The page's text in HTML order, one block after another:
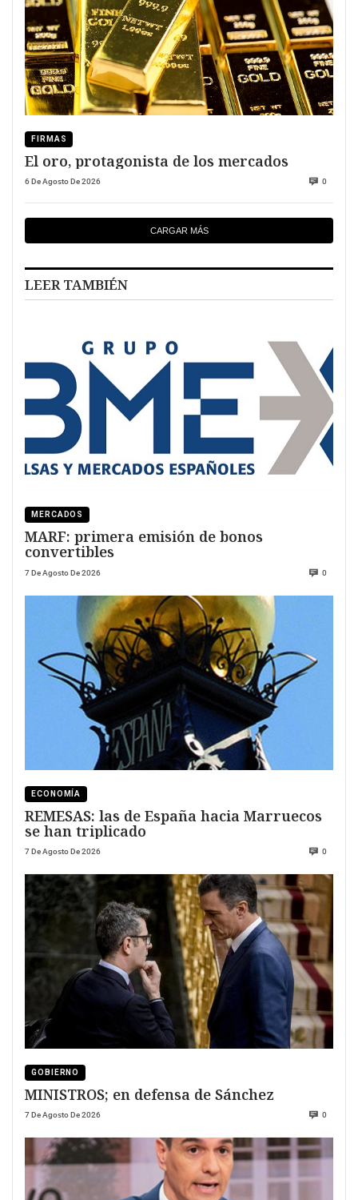
FIRMAS
El oro, protagonista de los mercados
6 De Agosto De 2026 0
CARGAR MÁS
LEER TAMBIÉN
MERCADOS
MARF: primera emisión de bonos
convertibles
7 De Agosto De 2026 0
ECONOMÍA
REMESAS: las de España hacia Marruecos
se han triplicado
7 De Agosto De 2026 0
GOBIERNO
MINISTROS; en defensa de Sánchez
7 De Agosto De 2026 0